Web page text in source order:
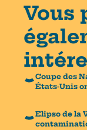
Vous
Coupe des
États-Unis
Elipso de la